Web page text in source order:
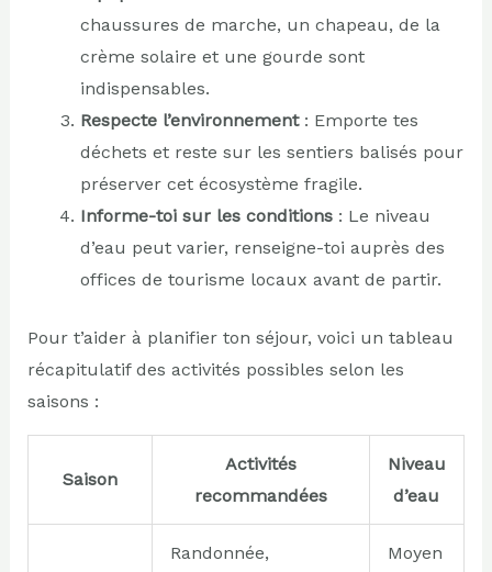
chaussures de marche, un chapeau, de la
crème solaire et une gourde sont
indispensables.
Respecte l’environnement: Emporte tes
déchets et reste sur les sentiers balisés pour
préserver cet écosystème fragile.
Informe-toi sur les conditions: Le niveau
d’eau peut varier, renseigne-toi auprès des
offices de tourisme locaux avant de partir.
Pour t’aider à planifier ton séjour, voici un tableau
récapitulatif des activités possibles selon les
saisons :
Saison
Activités
recommandées
Niveau
d’eau
Randonnée,
Moyen